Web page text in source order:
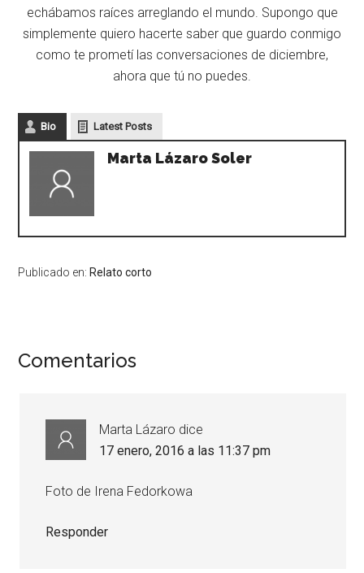
echábamos raíces arreglando el mundo. Supongo que
simplemente quiero hacerte saber que guardo conmigo
como te prometí las conversaciones de diciembre,
ahora que tú no puedes.
Bio Latest Posts
Marta Lázaro Soler
Publicado en: Relato corto
Comentarios
Marta Lázaro dice
17 enero, 2016 a las 11:37 pm
Foto de Irena Fedorkowa
Responder